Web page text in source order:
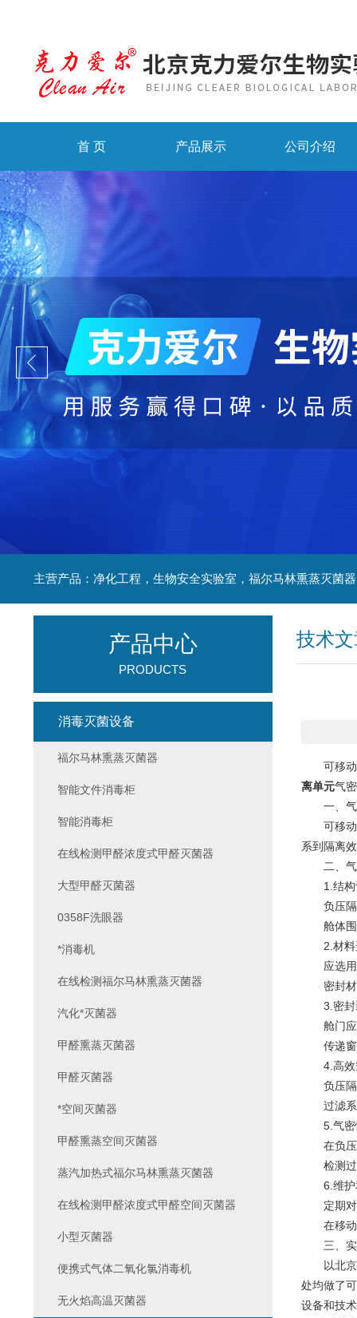
首 页 产品展示 公司介绍
技术
可移动式
离单元气
一、气
可移动式
系到隔离
二、气
1.结构
负压隔离
舱体围护
2.材料
应选用具
密封材料
3.密封
舱门应采
传递窗
4.高效
负压隔离
过滤系
5.气密
在负压隔
检测过程
6.维护
定期对负
在移动或
三、实
以北京克
处均做了
设备和技
产品中心
PRODUCTS
消毒灭菌设备
福尔马林熏蒸灭菌器
智能文件消毒柜
智能消毒柜
在线检测甲醛浓度式甲醛灭菌器
大型甲醛灭菌器
0358F洗眼器
*消毒机
在线检测福尔马林熏蒸灭菌器
汽化*灭菌器
甲醛熏蒸灭菌器
甲醛灭菌器
*空间灭菌器
甲醛熏蒸空间灭菌器
蒸汽加热式福尔马林熏蒸灭菌器
在线检测甲醛浓度式甲醛空间灭菌器
小型灭菌器
便携式气体二氧化氯消毒机
无火焰高温灭菌器